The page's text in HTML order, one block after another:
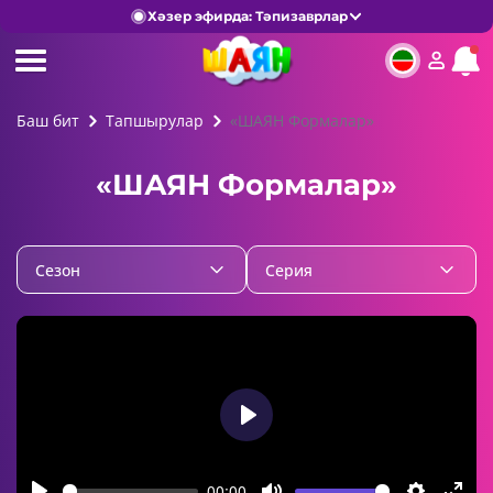
Хәзер эфирда: Тәпизаврлар
Баш бит Тапшырулар «ШАЯН Формалар»
«ШАЯН Формалар»
Cезон Серия
Play